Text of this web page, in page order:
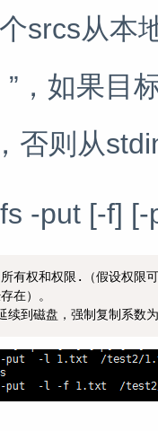
srcs从本
”，如果目
否则从
-put [-f]
有权和权限.（假设权限
在）。
到磁盘，强制复制系数